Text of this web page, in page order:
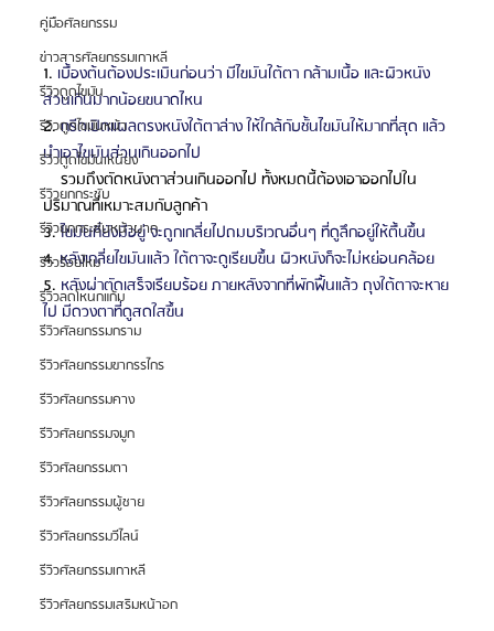
คู่มือศัลยกรรม
ข่าวสารศัลยกรรมเกาหลี
รีวิวดูดไขมัน
รีวิวดูดไขมันหน้า
รีวิวดูดไขมันเหนียง
รีวิวยกกระชับ
รีวิวยกกระชับหน้าผาก
รีวิวร้อยไหม
รีวิวลดโหนกแก้ม
รีวิวศัลยกรรมกราม
รีวิวศัลยกรรมขากรรไกร
รีวิวศัลยกรรมคาง
รีวิวศัลยกรรมจมูก
รีวิวศัลยกรรมตา
รีวิวศัลยกรรมผู้ชาย
รีวิวศัลยกรรมวีไลน์
รีวิวศัลยกรรมเกาหลี
รีวิวศัลยกรรมเสริมหน้าอก
1. เบื้องต้นต้องประเมินก่อนว่า มีไขมันใต้ตา กล้ามเนื้อ และผิวหนัง
ส่วนเกินมากน้อยขนาดไหน
2. กรีดเปิดแผลตรงหนังใต้ตาล่าง ให้ใกล้กับชั้นไขมันให้มากที่สุด แล้ว
นำเอาไขมันส่วนเกินออกไป
รวมถึงตัดหนังตาส่วนเกินออกไป ทั้งหมดนี้ต้องเอาออกไปใน
ปริมาณที่เหมาะสมกับลูกค้า
3. ไขมันที่ยังมีอยู่ จะถูกเกลี่ยไปถมบริเวณอื่นๆ ที่ดูลึกอยู่ให้ตื้นขึ้น
4. หลังเกลี่ยไขมันแล้ว ใต้ตาจะดูเรียบขึ้น ผิวหนังก็จะไม่หย่อนคล้อย
5. หลังผ่าตัดเสร็จเรียบร้อย ภายหลังจากที่พักฟื้นแล้ว ถุงใต้ตาจะหาย
ไป มีดวงตาที่ดูสดใสขึ้น